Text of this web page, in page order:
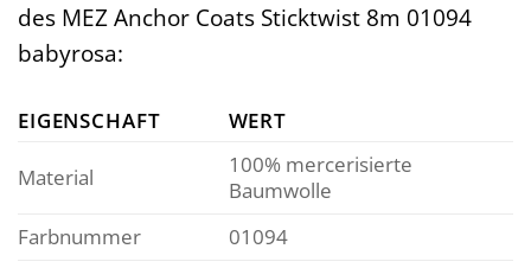
des MEZ Anchor Coats Sticktwist 8m 01094
babyrosa:
EIGENSCHAFT WERT
Material
100% mercerisierte
Baumwolle
Farbnummer
01094